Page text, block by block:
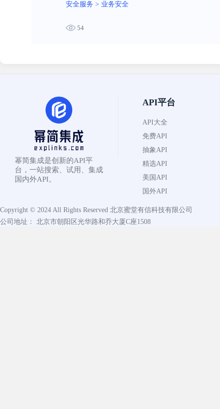
安全服务 > 业务安全
54
幂简集成是创新的API平
台，一站搜索、试用、集成
国内外API。
API平台
API大全
免费API
抽象API
精选API
美国API
国外API
Copyright © 2024 All Rights Reserved 北京蜜堂有信科技有限公司
公司地址： 北京市朝阳区光华路和乔大厦C座1508